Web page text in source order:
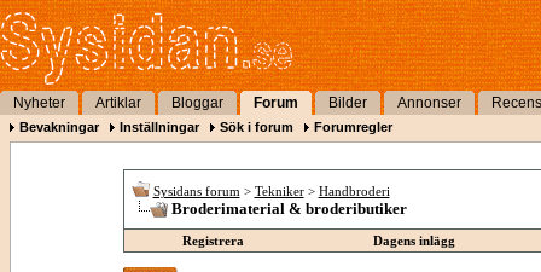
Nyheter Artiklar Bloggar Forum Bilder Annonser
Bevakningar Inställningar Sök i forum Forumregler
Sysidans forum > Tekniker > Handbroderi
Broderimaterial & brodeributiker
Registrera Dagens inlägg